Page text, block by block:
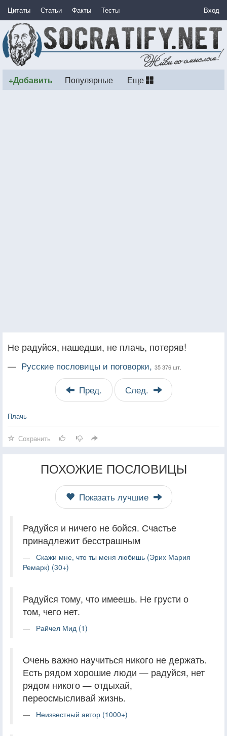
Цитаты Статьи Факты Тесты Вход
+Добавить Популярные Еще
Не радуйся, нашедши, не плачь, потеряв!
— Русские пословицы и поговорки, 35 376 шт.
Пред. След.
Плачь
Сохранить
ПОХОЖИЕ ПОСЛОВИЦЫ
Показать лучшие
Радуйся и ничего не бойся. Счастье
принадлежит бесстрашным
Скажи мне, что ты меня любишь (Эрих Мария
Ремарк) (30+)
Радуйся тому, что имеешь. Не грусти о
том, чего нет.
Райчел Мид (1)
Очень важно научиться никого не держать.
Есть рядом хорошие люди — радуйся, нет
рядом никого — отдыхай,
переосмысливай жизнь.
Неизвестный автор (1000+)